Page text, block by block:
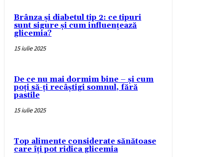
Brânza și diabetul tip 2: ce tipuri
sunt sigure și cum influențează
glicemia?
15 iulie 2025
De ce nu mai dormim bine – și cum
poți să-ți recâștigi somnul, fără
pastile
15 iulie 2025
Top alimente considerate sănătoase
care îți pot ridica glicemia